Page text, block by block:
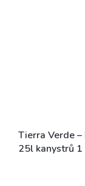
Tierra Verde
25l kanystrů 1